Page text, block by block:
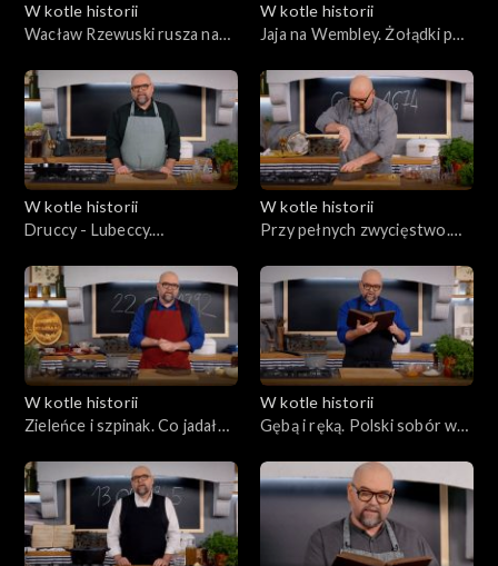
W kotle historii
Wacław Rzewuski rusza na
losy polskiego emira
W kotle historii
Jaja na Wembley. Żołądki pod
W kotle historii
Druccy - Lubeccy.
winach
W kotle historii
Przy pełnych zwycięstwo.
W kotle historii
Zieleńce i szpinak. Co jadał
W kotle historii
Gębą i ręką. Polski sobór w